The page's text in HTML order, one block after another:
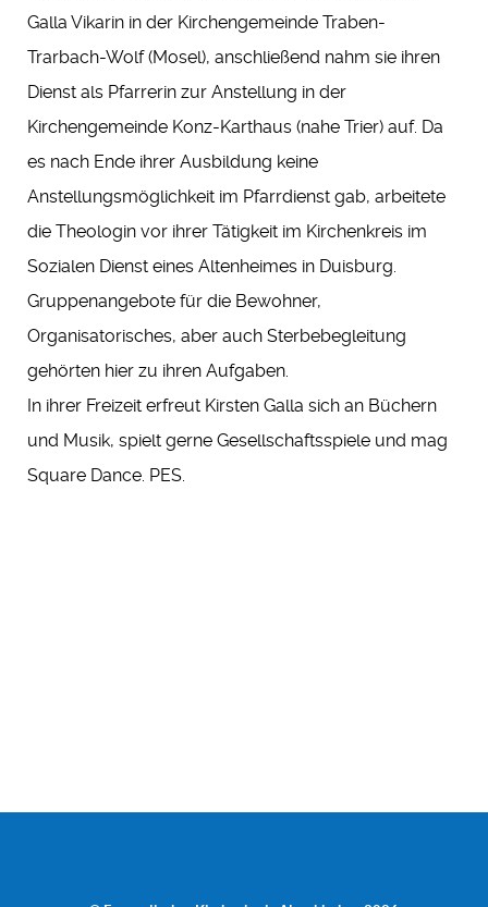
Galla Vikarin in der Kirchengemeinde Traben-
Trarbach-Wolf (Mosel), anschließend nahm sie ihren
Dienst als Pfarrerin zur Anstellung in der
Kirchengemeinde Konz-Karthaus (nahe Trier) auf. Da
es nach Ende ihrer Ausbildung keine
Anstellungsmöglichkeit im Pfarrdienst gab, arbeitete
die Theologin vor ihrer Tätigkeit im Kirchenkreis im
Sozialen Dienst eines Altenheimes in Duisburg.
Gruppenangebote für die Bewohner,
Organisatorisches, aber auch Sterbebegleitung
gehörten hier zu ihren Aufgaben.
In ihrer Freizeit erfreut Kirsten Galla sich an Büchern
und Musik, spielt gerne Gesellschaftsspiele und mag
Square Dance. PES.